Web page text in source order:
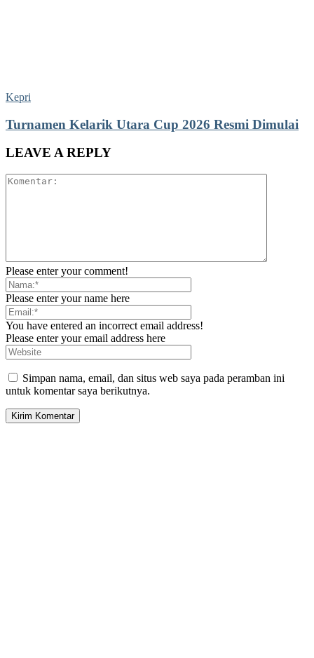
Kepri
Turnamen Kelarik Utara Cup 2026 Resmi Dimulai
LEAVE A REPLY
Please enter your comment!
Please enter your name here
You have entered an incorrect email address!
Please enter your email address here
Simpan nama, email, dan situs web saya pada peramban ini
untuk komentar saya berikutnya.